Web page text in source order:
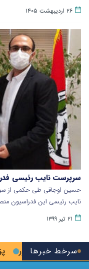
سرخط خبرها
تا پایان شهریور
۲۶ اردیبهشت ۱۴۰۵
سرپرست نایب رئیسی
حسین اوجاقی طی حکمی از
نایب رئیسی این فدراسیون
۲۱ تیر ۱۳۹۹